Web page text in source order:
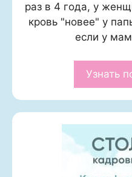
раз в 4 года, у
кровь "новее" у
если у
Узнать